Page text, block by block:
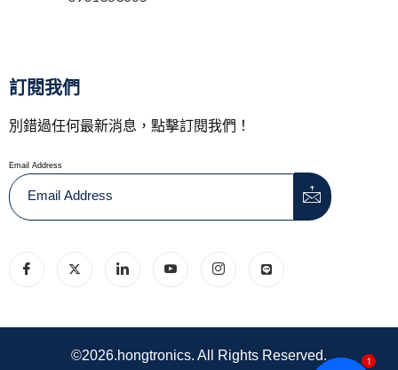
訂閱我們
別錯過任何最新消息，點擊訂閱我們！
Email Address
©2026.hongtronics. All Rights Reserved. 1